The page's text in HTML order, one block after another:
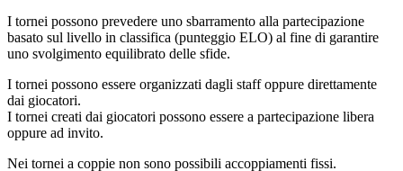
I tornei possono prevedere uno sbarramento alla partecipazione
basato sul livello in classifica (punteggio ELO) al fine di garantire
uno svolgimento equilibrato delle sfide.
I tornei possono essere organizzati dagli staff oppure direttamente
dai giocatori.
I tornei creati dai giocatori possono essere a partecipazione libera
oppure ad invito.
Nei tornei a coppie non sono possibili accoppiamenti fissi.